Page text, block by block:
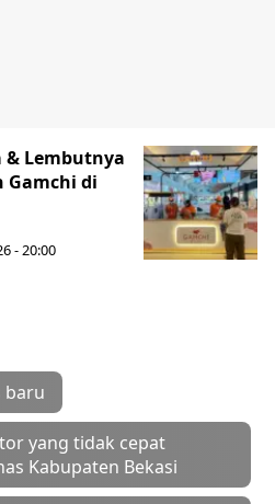
& Lembutnya
Gamchi di
- 20:00
baru
yang tidak cepat
Kabupaten Bekasi